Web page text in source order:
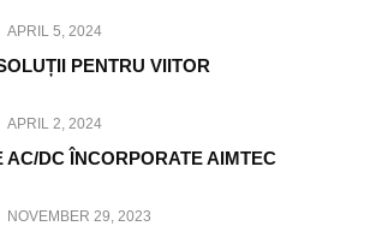
APRIL 5, 2024
PENTRU VIITOR
APRIL 2, 2024
AC/DC ÎNCORPORATE AIMTEC
NOVEMBER 29, 2023